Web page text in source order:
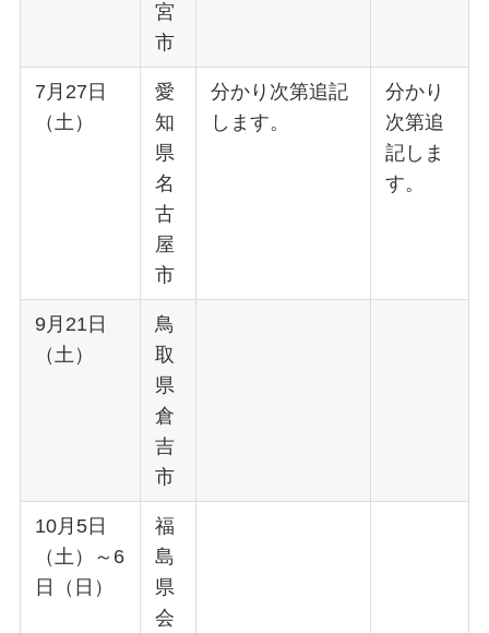
宮
市
7月27日
（土）
愛
知
県
名
古
屋
市
分かり次第追記
します。
分かり
次第追
記しま
す。
9月21日
（土）
鳥
取
県
倉
吉
市
10月5日
（土）～6
日（日）
福
島
県
会